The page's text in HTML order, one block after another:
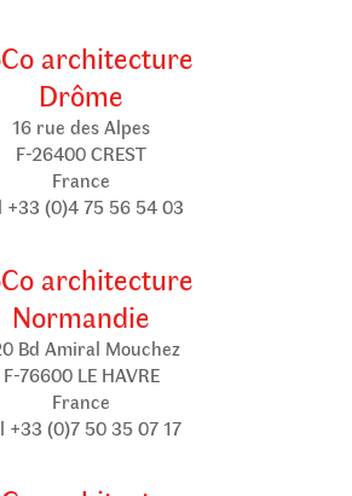
architecture
Drôme
16 rue des Alpes
F-26400 CREST
France
+33 (0)4 75 56 54 03
architecture
Normandie
Bd Amiral Mouchez
F-76600 LE HAVRE
France
+33 (0)7 50 35 07 17